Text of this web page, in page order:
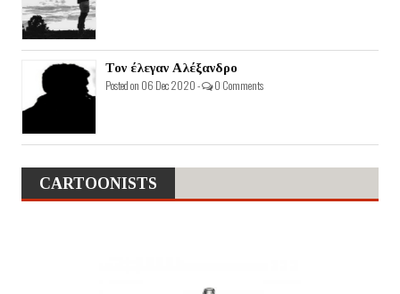
Τον έλεγαν Αλέξανδρο
Posted on 06 Dec 2020 - 0 Comments
CARTOONISTS